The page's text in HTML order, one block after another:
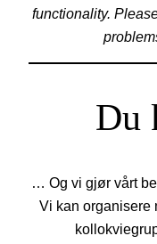
functionality.
Du
… Og vi gjør vårt
Vi kan organisere